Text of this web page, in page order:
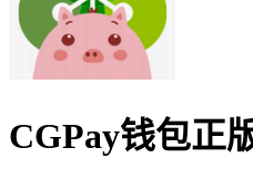
CGPay钱包正